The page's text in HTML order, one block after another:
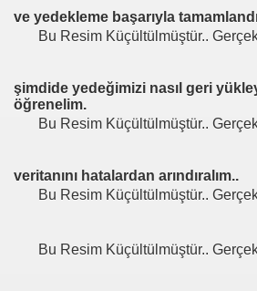
ve yedekleme başarıyla
Bu Resim Küçültülmüştür..
şimdide yedeğimizi nasıl geri
öğrenelim.
Bu Resim Küçültülmüştür..
veritanını hatalardan arındıralım..
Bu Resim Küçültülmüştür..
Bu Resim Küçültülmüştür..